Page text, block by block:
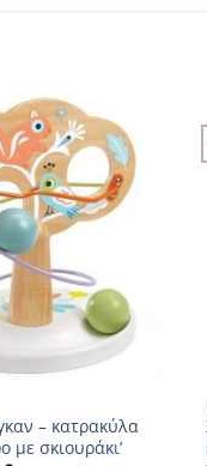
Add to
wishlist
– κατρακύλα
με σκιουράκι’